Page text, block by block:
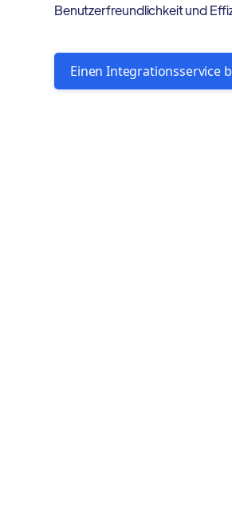
Benutzerfreundlichkeit und
Einen Integrationsservice